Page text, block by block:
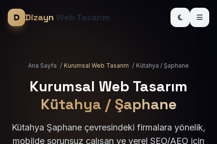
Dizayn Web Tasarım
Ana Sayfa / Kurumsal Web Tasarım / Kütahya / Şaphane
Kurumsal Web Tasarım
Kütahya / Şaphane
Kütahya Şaphane çevresindeki firmalara yönelik,
mobilde sorunsuz çalışan ve yerel SEO/AEO için